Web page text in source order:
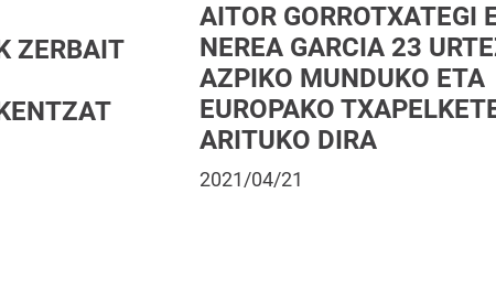
ZERBAIT
AITOR GORROTXATEGI
NEREA GARCIA 23
AZPIKO MUNDUKO ETA
EUROPAKO
ARITUKO DIRA
2021/04/21